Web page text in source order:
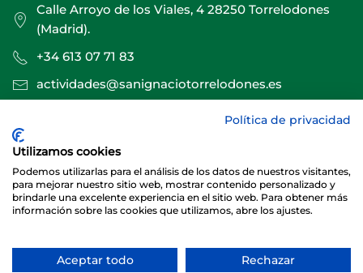
Calle Arroyo de los Viales, 4 28250 Torrelodones
(Madrid).
+34 613 07 71 83
actividades@sanignaciotorrelodones.es
Sitio web creado por
Política de privacidad
Utilizamos cookies
Podemos utilizarlas para el análisis de los datos de nuestros visitantes,
para mejorar nuestro sitio web, mostrar contenido personalizado y
brindarle una excelente experiencia en el sitio web. Para obtener más
información sobre las cookies que utilizamos, abre los ajustes.
Aceptar todo Rechazar